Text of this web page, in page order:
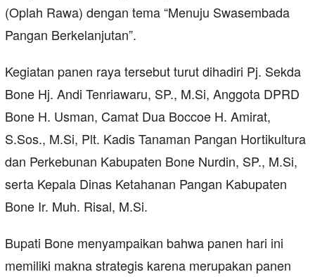
(Oplah Rawa) dengan tema “Menuju Swasembada
Pangan Berkelanjutan”.
Kegiatan panen raya tersebut turut dihadiri Pj. Sekda
Bone Hj. Andi Tenriawaru, SP., M.Si, Anggota DPRD
Bone H. Usman, Camat Dua Boccoe H. Amirat,
S.Sos., M.Si, Plt. Kadis Tanaman Pangan Hortikultura
dan Perkebunan Kabupaten Bone Nurdin, SP., M.Si,
serta Kepala Dinas Ketahanan Pangan Kabupaten
Bone Ir. Muh. Risal, M.Si.
Bupati Bone menyampaikan bahwa panen hari ini
memiliki makna strategis karena merupakan panen